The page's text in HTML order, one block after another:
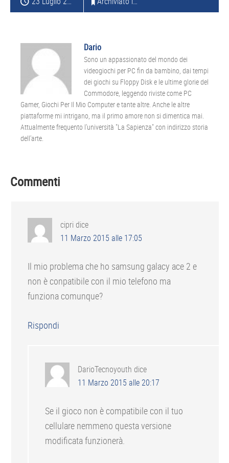
Dario
Sono un appassionato del mondo dei
videogiochi per PC fin da bambino, dai tempi
dei giochi su Floppy Disk e le ultime glorie del
Commodore, leggendo riviste come PC
Gamer, Giochi Per Il Mio Computer e tante altre. Anche le altre
piattaforme mi intrigano, ma il primo amore non si dimentica mai.
Attualmente frequento l'università "La Sapienza" con indirizzo storia
dell'arte.
Interazioni
lettore
Commenti
cipri dice
11 Marzo 2015 alle 17:05
Il mio problema che ho samsung galacy ace 2 e
non è conpatibile con il mio telefono ma
funziona comunque?
Rispondi
DarioTecnoyouth dice
11 Marzo 2015 alle 20:17
Se il gioco non è compatibile con il tuo
cellulare nemmeno questa versione
modificata funzionerà.